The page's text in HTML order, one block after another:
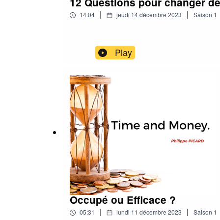
14:04 | jeudi 14 décembre 2023 | Saison 1
Play
Occupé ou Efficace ?
05:31 | lundi 11 décembre 2023 | Saison 1